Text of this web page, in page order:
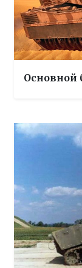
Основной